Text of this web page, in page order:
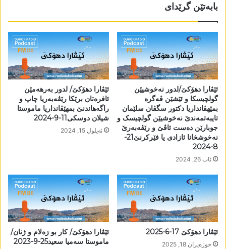
بابەتێن گرێدای
ئێڤارا دھۆکێ/لدور نەخوشیێن
گولچیسکا و ئێشێن ڤەگرە
بمێھڤانداریا دکتور سگڤان سلێمان
تایبەتمەندێ نەخوشیێن گولچیسک و
جوبارێن دەست ئاڤێ و رێڤەبەرێ
نەخوشخانا ئازادی یا فێرکرنێ21-
8-2024
ئاب 26, 2024
ئێڤارا دھۆکێ/ لدور بەرھەمێن
ئافرەتان برێکا رێڤەبەریا چاپ و
راگەھاندنێ بمھێڤانداریا ماموستا
شیلان دوسکی11-9-2024
ئه‌یلول 15, 2024
ئێڤارا دھۆکێ 17-6-2025
حوزه‌یران 18, 2025
ئێڤارا دھۆکێ/ کار بو زەلام و ژنان/
ماموستا سەمیا سعید25-9-2023